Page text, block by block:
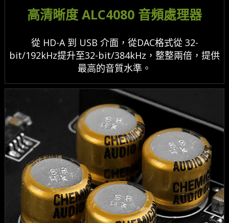
高清晰度 ALC4080 音頻處理器
從 HD-A 到 USB 介面，從DAC格式從 32-
bit/192kHz提升至32-bit/384kHz，整整兩倍，提供
最高的音質水準。